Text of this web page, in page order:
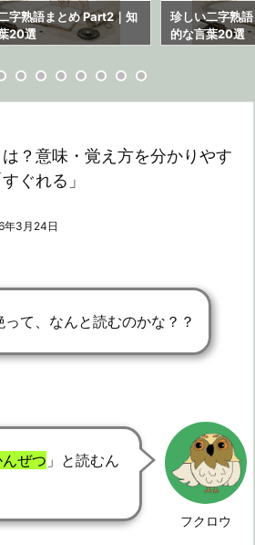
字熟語まとめ Part2｜知
20選
珍しい二字熟
的な言葉20選
？意味・覚え方を分かりやす
ぐれる」
年3月24日
って、なんと読むのかな？？
フクロウ
ぜつ 」と読むん